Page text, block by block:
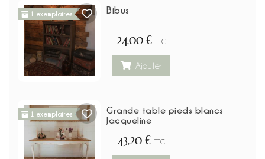
1 exemplaires Bibus
24,00 € TTC
Ajouter
1 exemplaires
Grande table pieds blancs
Jacqueline
43,20 € TTC